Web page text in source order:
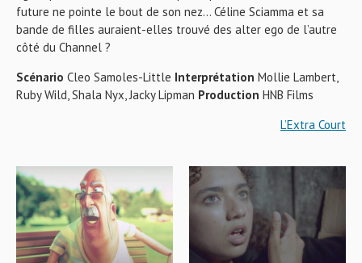
future ne pointe le bout de son nez… Céline Sciamma et sa
bande de filles auraient-elles trouvé des alter ego de l’autre
côté du Channel ?
Scénario Cleo Samoles-Little Interprétation Mollie Lambert,
Ruby Wild, Shala Nyx, Jacky Lipman Production HNB Films
L’Extra Court